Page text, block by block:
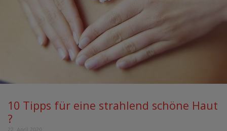
10 Tipps für eine strahlend schöne Haut
?